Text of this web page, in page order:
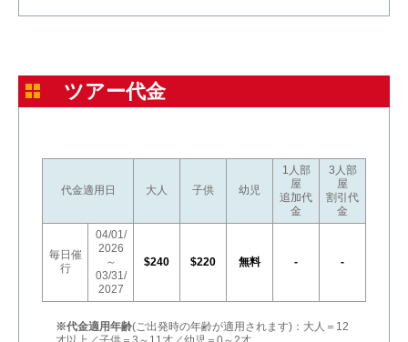
ツアー代金
代金適用日 大人 子供 幼児
1人部
屋
追加代
金
3人部
屋
割引代
金
毎日催
行
04/01/
2026
～
03/31/
2027
$240 $220 無料 - -
※代金適用年齢(ご出発時の年齢が適用されます)：大人＝12